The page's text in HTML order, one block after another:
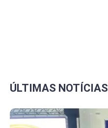
ÚLTIMAS NOTÍCIAS